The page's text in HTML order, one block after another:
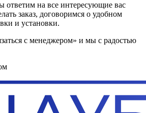
ответим на все интересующие вас
заказ, договоримся о удобном
и установки.
с менеджером» и мы с радостью